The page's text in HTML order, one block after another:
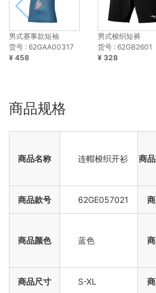
男式赛事款短袖
货号 : 62GAA00317
¥ 458
男式梭织短裤
货号 : 62GB2601
¥ 328
商品规格
商品名称 连帽梭织开衫 商
商品款号 62GE057021
商品颜色 蓝色
商品尺寸 S-XL